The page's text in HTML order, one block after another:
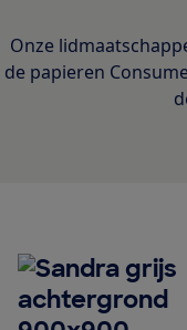
Onze
de papieren